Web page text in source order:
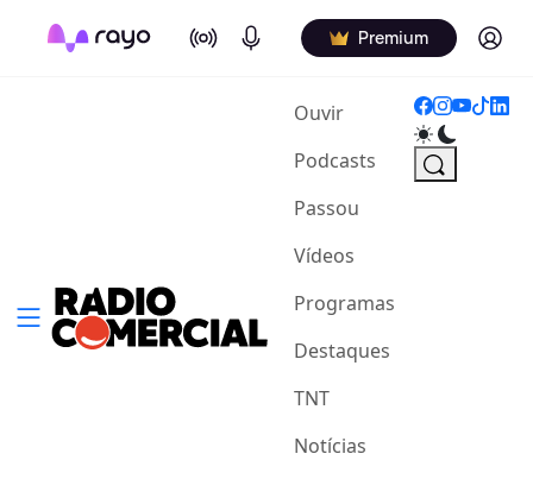
On Air Podcasts Premium Log in
Ouvir(current)
Podcasts
Passou
Vídeos
Programas
Destaques
TNT
Notícias